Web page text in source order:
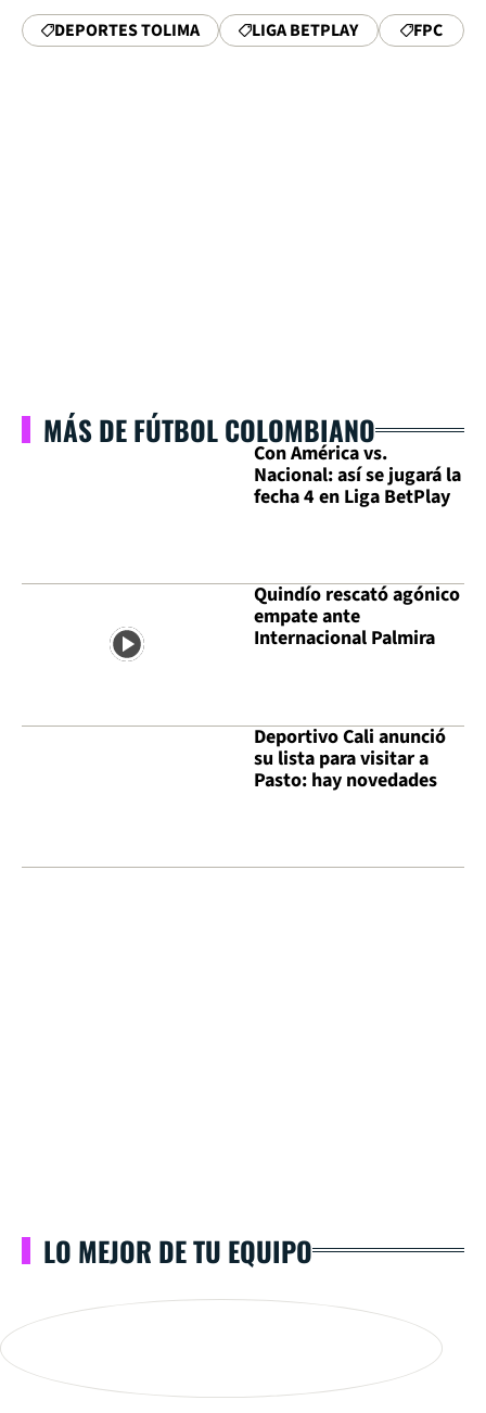
DEPORTES TOLIMA LIGA BETPLAY FPC
MÁS DE FÚTBOL COLOMBIANO
Con América vs.
Nacional: así se jugará la
fecha 4 en Liga BetPlay
Quindío rescató agónico
empate ante
Internacional Palmira
Deportivo Cali anunció
su lista para visitar a
Pasto: hay novedades
LO MEJOR DE TU EQUIPO